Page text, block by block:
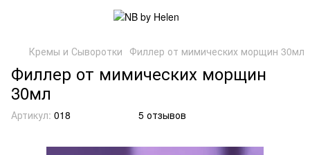
Кремы и Сыворотки Филлер от мимических морщин 30мл
Филлер от мимических морщин
30мл
Артикул: 018 5 отзывов